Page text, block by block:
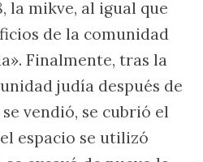
la mikve, al igual que
de la comunidad
Finalmente, tras la
judía después de
vendió, se cubrió el
espacio se utilizó